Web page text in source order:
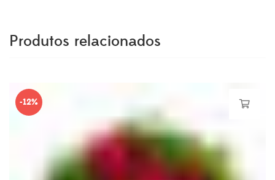
Produtos relacionados
-12%